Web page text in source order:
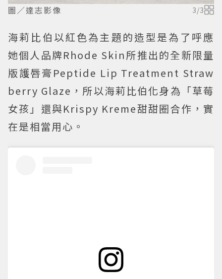
圖／達志影像 3/3
海莉比伯以紅色為主題的造型是為了呼應
她個人品牌Rhode Skin所推出的全新限量
版護唇膏Peptide Lip Treatment Straw
berry Glaze，所以海莉比伯化身為「草莓
女孩」還與Krispy Kreme甜甜圈合作，實
在是相當用心。